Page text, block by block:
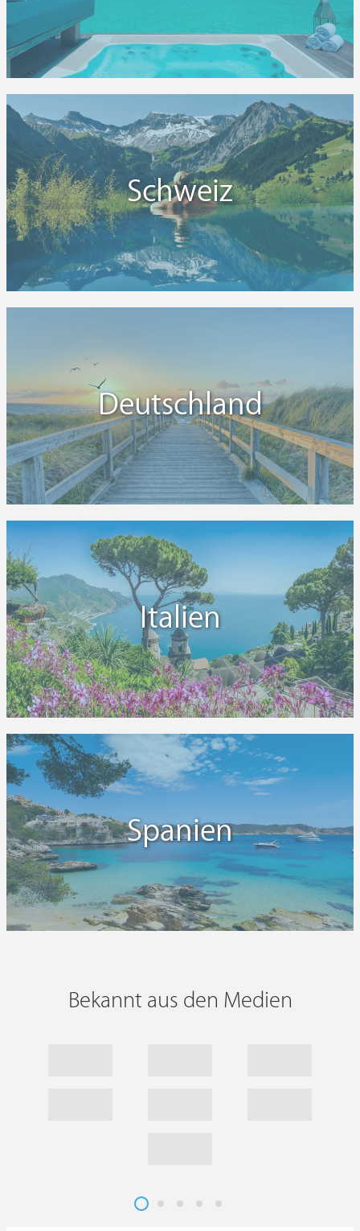
Schweiz
Deutschland
Italien
Spanien
Bekannt aus den Medien